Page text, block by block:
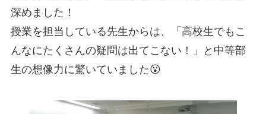
深めました！
授業を担当している先生からは、「高校生でもこ
んなにたくさんの疑問は出てこない！」と中等部
生の想像力に驚いていました😮